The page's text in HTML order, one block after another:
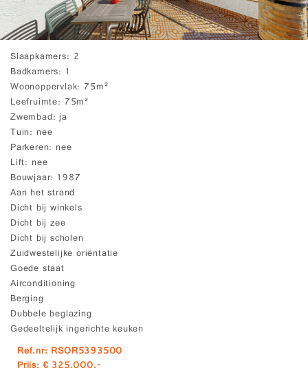
Slaapkamers 2
Badkamers 1
Woonoppervlak 75m²
Leefruimte 75m²
Zwembad ja
Tuin nee
Parkeren nee
Lift nee
Bouwjaar 1987
Aan het strand
Dicht bij winkels
Dicht bij zee
Dicht bij scholen
Zuidwestelijke oriëntatie
Goede staat
Airconditioning
Berging
Dubbele beglazing
Gedeeltelijk ingerichte keuken
Ref.nr: RSOR5393500